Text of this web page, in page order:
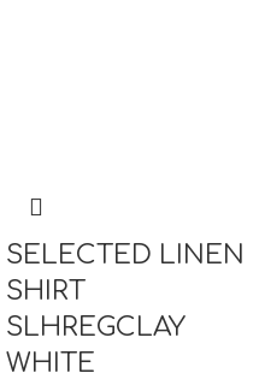
SELECTED LINEN
SHIRT
SLHREGCLAY
WHITE